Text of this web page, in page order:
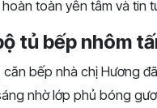
toàn yên tâm và tin
tủ bếp nhôm
bếp nhà chị Hương
nhờ lớp phủ bóng